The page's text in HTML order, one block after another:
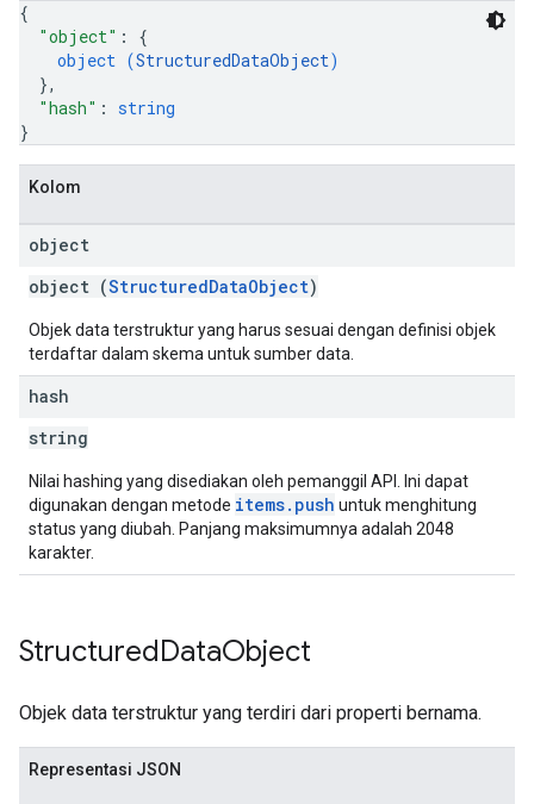
{
"object" : {
object (StructuredDataObject)
},
"hash" : string
}
Kolom
object
object (StructuredDataObject)
Objek data terstruktur yang harus sesuai dengan definisi objek
terdaftar dalam skema untuk sumber data.
hash
string
Nilai hashing yang disediakan oleh pemanggil API. Ini dapat
digunakan dengan metode items.push untuk menghitung
status yang diubah. Panjang maksimumnya adalah 2048
karakter.
StructuredDataObject
Objek data terstruktur yang terdiri dari properti bernama.
Representasi JSON